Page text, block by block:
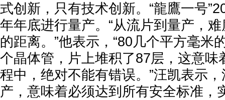
式创新，只有技术创新。“龍鷹一号
年年底进行量产。“从流片到量产，
的距离。”他表示，“80几个平方毫米
个晶体管，片上堆积了87层，这意味
程中，绝对不能有错误。”汪凯表示
产，意味着必须达到所有安全标准，